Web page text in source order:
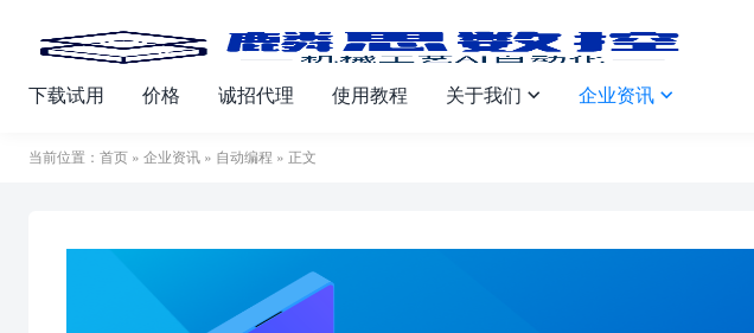
下载试用 价格 诚招代理 使用教程 关于我们  企业资讯 
当前位置： 首页 » 企业资讯 » 自动编程 » 正文